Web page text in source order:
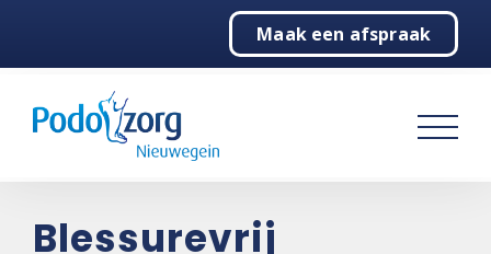
Maak een afspraak
Podotherapie
Klachtenwijzer
Praktijk
Blessurevrij